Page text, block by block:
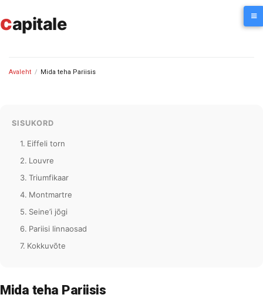
to
content
capitale
Avaleht / Mida teha Pariisis
SISUKORD
Eiffeli torn
Louvre
Triumfikaar
Montmartre
Seine’i jõgi
Pariisi linnaosad
Kokkuvõte
Mida teha Pariisis